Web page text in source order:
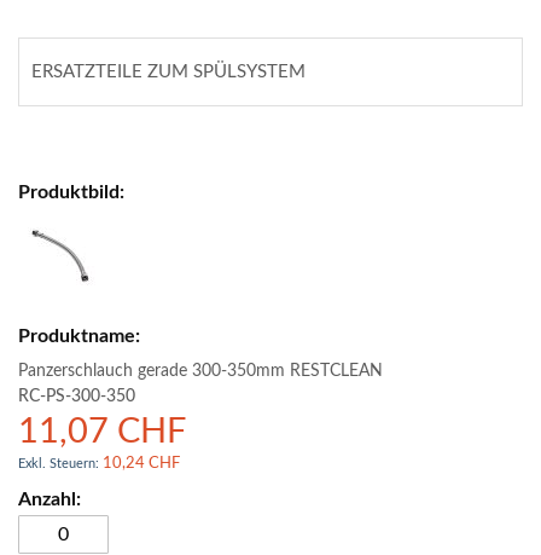
ERSATZTEILE ZUM SPÜLSYSTEM
Produkte
Artikel
Panzerschlauch gerade 300-350mm RESTCLEAN
RC-PS-300-350
11,07 CHF
10,24 CHF